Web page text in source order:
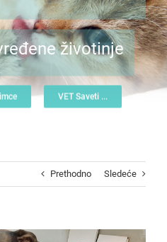
životinje
VET Saveti ...
Prethodno Sledeće